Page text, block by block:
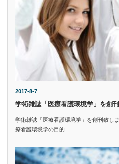
2017-8-7
学術雑誌「医療看護環境学」を創
学術雑誌「医療看護環境学」を創刊致し
療看護環境学の目的 …